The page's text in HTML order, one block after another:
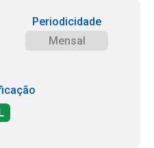
Periodicidade
Mensal